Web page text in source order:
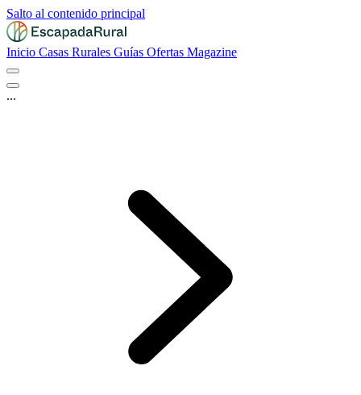
Salto al contenido principal
Inicio Casas Rurales Guías Ofertas Magazine
...